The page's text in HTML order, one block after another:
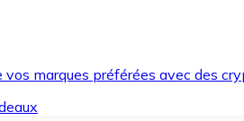
marques préférées avec des